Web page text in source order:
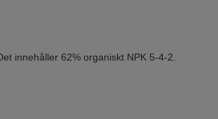
innehåller 62% organiskt NPK 5-4-2.